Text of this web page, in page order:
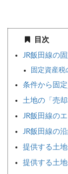
目次
JR飯田線の
固定資産税
条件から固
土地の「売
JR飯田線の
JR飯田線の
提供する土
提供する土